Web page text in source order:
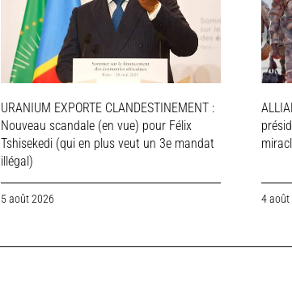
URANIUM EXPORTE CLANDESTINEMENT :
Nouveau scandale (en vue) pour Félix
Tshisekedi (qui en plus veut un 3e mandat
illégal)
5 août 2026 4 août